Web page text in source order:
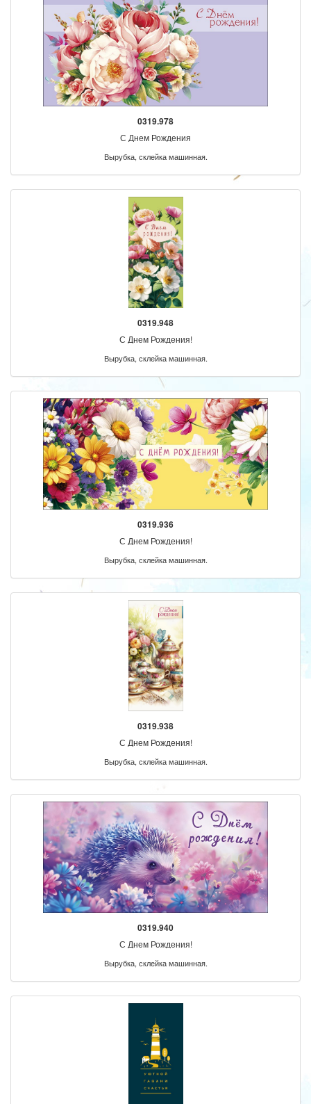
0319.978
С Днем Рождения
Вырубка, склейка машинная.
0319.948
С Днем Рождения!
Вырубка, склейка машинная.
0319.936
С Днем Рождения!
Вырубка, склейка машинная.
0319.938
С Днем Рождения!
Вырубка, склейка машинная.
0319.940
С Днем Рождения!
Вырубка, склейка машинная.